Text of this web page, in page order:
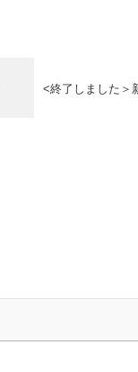
<終了しました＞